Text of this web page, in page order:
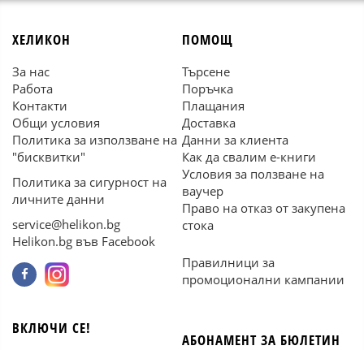
ХЕЛИКОН
За нас
Работа
Контакти
Общи условия
Политика за използване на
"бисквитки"
Политика за сигурност на
личните данни
service@helikon.bg
Helikon.bg във Facebook
ПОМОЩ
Търсене
Поръчка
Плащания
Доставка
Данни за клиента
Как да свалим е-книги
Условия за ползване на
ваучер
Право на отказ от закупена
стока
Правилници за
промоционални кампании
ВКЛЮЧИ СЕ!
АБОНАМЕНТ ЗА БЮЛЕТИН